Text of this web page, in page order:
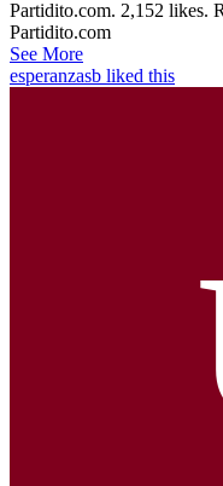
Partidito.com. 2,152 likes.
Partidito.com
See More
esperanzasb liked this